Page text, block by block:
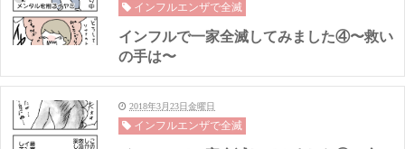
インフルエンザで全滅
インフルで一家全滅してみました④〜救い
の手は〜
2018年3月23日金曜日
インフルエンザで全滅